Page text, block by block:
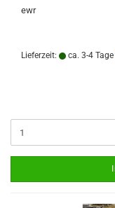
ewr
Lieferzeit: ca. 3-4 Tage